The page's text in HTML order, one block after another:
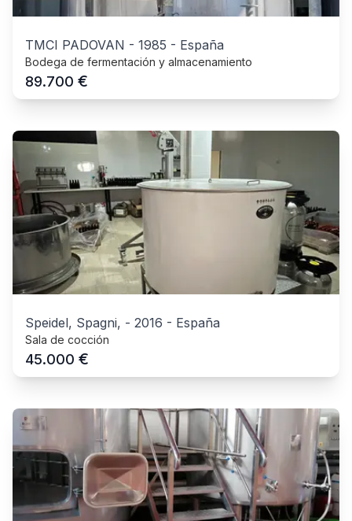
TMCI PADOVAN - 1985 - España
Bodega de fermentación y almacenamiento
89.700 €
Speidel, Spagni, - 2016 - España
Sala de cocción
45.000 €